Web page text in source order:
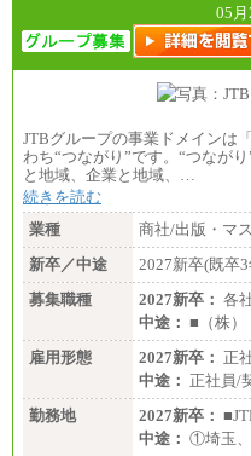
05
JTBグループの事業ドメインは
わち“つながり”です。“つなが
と地域、企業と地域、…
続きを読む
業種
商社/出版・マ
新卒／中途
2027新卒(既卒
募集職種
2027新卒： 各
中途： ■（株
雇用形態
2027新卒： 正
中途： 正社員/
勤務地
2027新卒：
中途： ①埼玉